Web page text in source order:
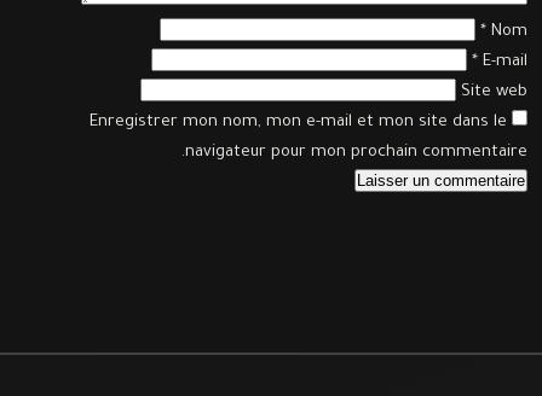
Nom
*
E-mail
*
Site web
Enregistrer mon nom, mon e-mail et mon site dans le
navigateur pour mon prochain commentaire.